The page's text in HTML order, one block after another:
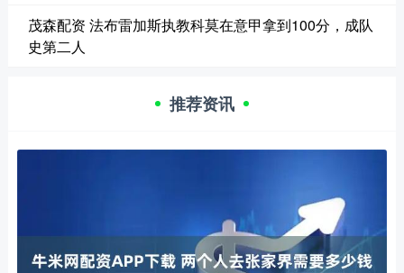
茂森配资 法布雷加斯执教科莫在意甲拿到100分，成队
史第二人
推荐资讯